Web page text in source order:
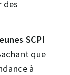
des
SCPI
que
à